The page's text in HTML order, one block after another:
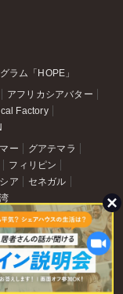
ラム「HOPE」
アフリカシアバター
Factory
ー
グアテマラ
フィリピン
ア
セネガル